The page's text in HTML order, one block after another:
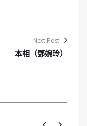
Next Post
本相（鄧婉玲）